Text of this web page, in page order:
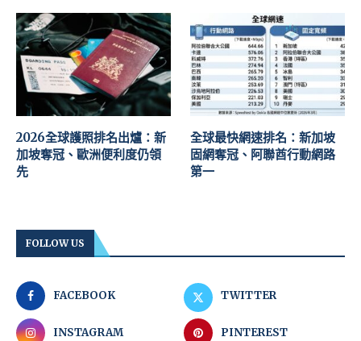
2026全球護照排名出爐：新
加坡奪冠、歐洲便利度仍領
先
全球最快網速排名：新加坡
固網奪冠、阿聯酋行動網路
第一
FOLLOW US
FACEBOOK TWITTER
INSTAGRAM PINTEREST